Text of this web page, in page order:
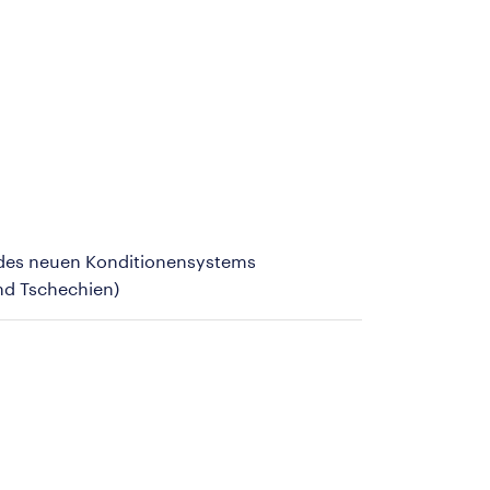
neuen Konditionensystems
Tschechien)